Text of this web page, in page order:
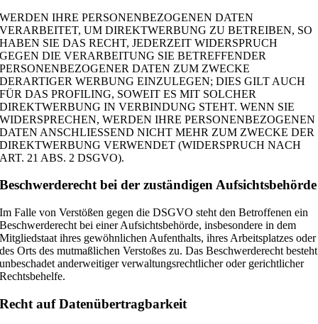
WERDEN IHRE PERSONENBEZOGENEN DATEN
VERARBEITET, UM DIREKTWERBUNG ZU BETREIBEN, SO
HABEN SIE DAS RECHT, JEDERZEIT WIDERSPRUCH
GEGEN DIE VERARBEITUNG SIE BETREFFENDER
PERSONENBEZOGENER DATEN ZUM ZWECKE
DERARTIGER WERBUNG EINZULEGEN; DIES GILT AUCH
FÜR DAS PROFILING, SOWEIT ES MIT SOLCHER
DIREKTWERBUNG IN VERBINDUNG STEHT. WENN SIE
WIDERSPRECHEN, WERDEN IHRE PERSONENBEZOGENEN
DATEN ANSCHLIESSEND NICHT MEHR ZUM ZWECKE DER
DIREKTWERBUNG VERWENDET (WIDERSPRUCH NACH
ART. 21 ABS. 2 DSGVO).
Beschwerde­recht bei der zuständigen Aufsichts­behörde
Im Falle von Verstößen gegen die DSGVO steht den Betroffenen ein
Beschwerderecht bei einer Aufsichtsbehörde, insbesondere in dem
Mitgliedstaat ihres gewöhnlichen Aufenthalts, ihres Arbeitsplatzes oder
des Orts des mutmaßlichen Verstoßes zu. Das Beschwerderecht besteht
unbeschadet anderweitiger verwaltungsrechtlicher oder gerichtlicher
Rechtsbehelfe.
Recht auf Daten­übertrag­barkeit